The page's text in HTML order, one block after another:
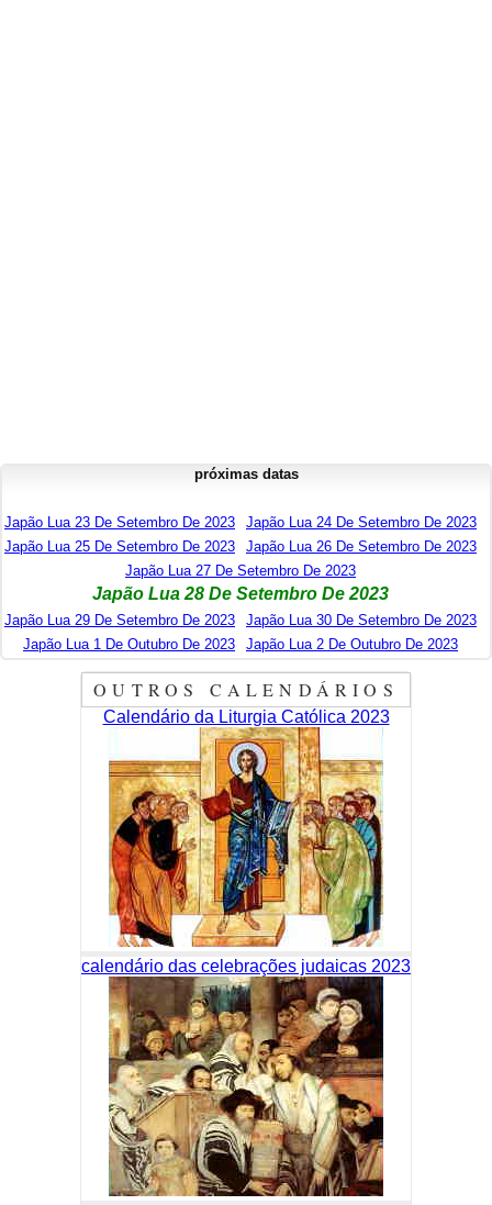
próximas datas
Japão Lua 23 De Setembro De 2023
Japão Lua 24 De Setembro De 2023
Japão Lua 25 De Setembro De 2023
Japão Lua 26 De Setembro De 2023
Japão Lua 27 De Setembro De 2023
Japão Lua 28 De Setembro De 2023
Japão Lua 29 De Setembro De 2023
Japão Lua 30 De Setembro De 2023
Japão Lua 1 De Outubro De 2023
Japão Lua 2 De Outubro De 2023
OUTROS CALENDÁRIOS
Calendário da Liturgia Católica 2023
calendário das celebrações judaicas 2023